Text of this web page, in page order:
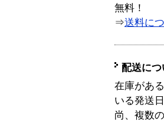
無料！
⇒送料に
配送につ
在庫があ
いる発送
尚、複数